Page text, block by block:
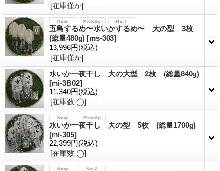
[在庫僅か]
五島するめ〜水いかするめ〜 大の型 3枚
(総量480g) [ms-303]
13,996円(税込)
[在庫僅か]
水いか一夜干し 大の大型 2枚 (総量840g)
[mi-3B02]
11,340円(税込)
[在庫数 ◯]
水いか一夜干し 大の型 5枚 (総量1700g)
[mi-305]
22,399円(税込)
[在庫数 ◯]